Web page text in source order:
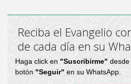
Reciba el Evangelio
de cada día en su
Haga click en "Suscribirme" desde
botón "Seguir" en su WhatsApp.